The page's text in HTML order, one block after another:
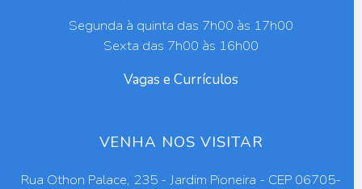
Segunda à quinta das 7h00 às 17h00
Sexta das 7h00 às 16h00
Vagas e Currículos
VENHA NOS VISITAR
Rua Othon Palace, 235 - Jardim Pioneira - CEP 06705-